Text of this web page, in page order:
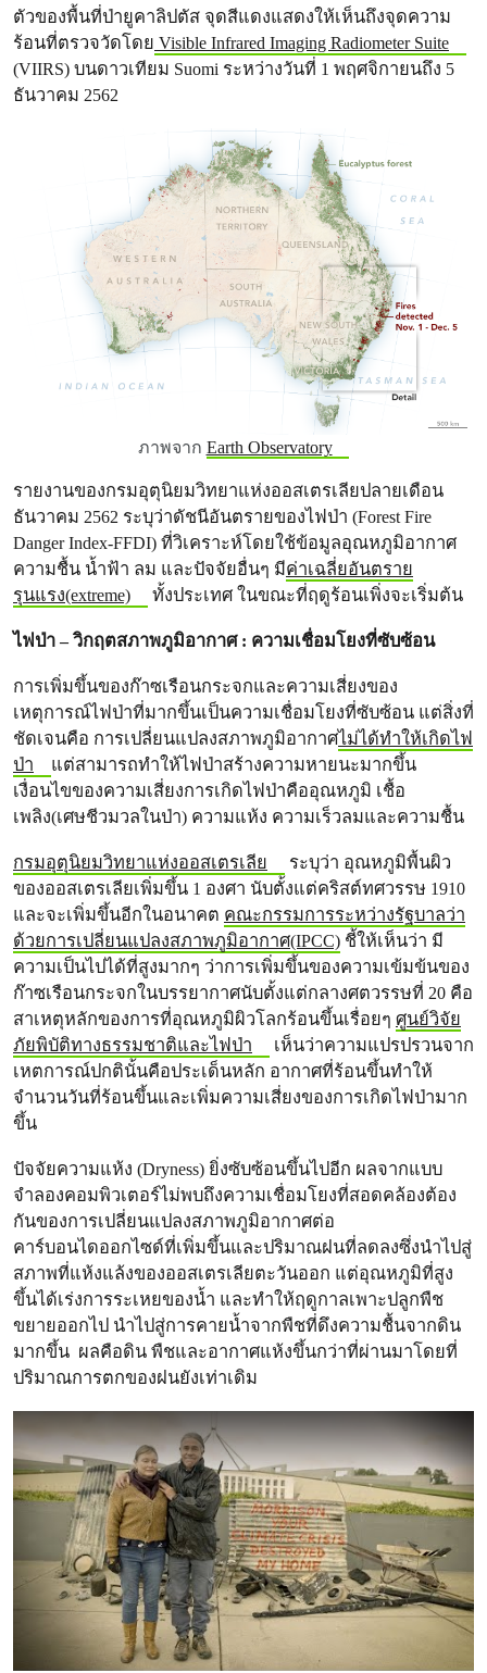
ตัวของพื้นที่ป่ายูคาลิปตัส จุดสีแดงแสดงให้เห็นถึงจุดความ
ร้อนที่ตรวจวัดโดย Visible Infrared Imaging Radiometer Suite
(VIIRS) บนดาวเทียม Suomi ระหว่างวันที่ 1 พฤศจิกายนถึง 5
ธันวาคม 2562
ภาพจาก Earth Observatory
รายงานของกรมอุตุนิยมวิทยาแห่งออสเตรเลียปลายเดือน
ธันวาคม 2562 ระบุว่าดัชนีอันตรายของไฟป่า (Forest Fire
Danger Index-FFDI) ที่วิเคราะห์โดยใช้ข้อมูลอุณหภูมิอากาศ
ความชื้น น้ำฟ้า ลม และปัจจัยอื่นๆ มีค่าเฉลี่ยอันตราย
รุนแรง(extreme)
ทั้งประเทศ ในขณะที่ฤดูร้อนเพิ่งจะเริ่มต้น
ไฟป่า – วิกฤตสภาพภูมิอากาศ : ความเชื่อมโยงที่ซับซ้อน
การเพิ่มขึ้นของก๊าซเรือนกระจกและความเสี่ยงของ
เหตุการณ์ไฟป่าที่มากขึ้นเป็นความเชื่อมโยงที่ซับซ้อน แต่สิ่งที่
ชัดเจนคือ การเปลี่ยนแปลงสภาพภูมิอากาศไม่ได้ทำให้เกิดไฟ
ป่า
แต่สามารถทำให้ไฟป่าสร้างความหายนะมากขึ้น
เงื่อนไขของความเสี่ยงการเกิดไฟป่าคืออุณหภูมิ เชื้อ
เพลิง(เศษชีวมวลในป่า) ความแห้ง ความเร็วลมและความชื้น
กรมอุตุนิยมวิทยาแห่งออสเตรเลีย
ระบุว่า อุณหภูมิพื้นผิว
ของออสเตรเลียเพิ่มขึ้น 1 องศา นับตั้งแต่คริสต์ทศวรรษ 1910
และจะเพิ่มขึ้นอีกในอนาคต คณะกรรมการระหว่างรัฐบาลว่า
ด้วยการเปลี่ยนแปลงสภาพภูมิอากาศ(IPCC) ชี้ให้เห็นว่า มี
ความเป็นไปได้ที่สูงมากๆ ว่าการเพิ่มขึ้นของความเข้มข้นของ
ก๊าซเรือนกระจกในบรรยากาศนับตั้งแต่กลางศตวรรษที่ 20 คือ
สาเหตุหลักของการที่อุณหภูมิผิวโลกร้อนขึ้นเรื่อยๆ ศูนย์วิจัย
ภัยพิบัติทางธรรมชาติและไฟป่า
เห็นว่าความแปรปรวนจาก
เหตการณ์ปกตินั้นคือประเด็นหลัก อากาศที่ร้อนขึ้นทำให้
จำนวนวันที่ร้อนขึ้นและเพิ่มความเสี่ยงของการเกิดไฟป่ามาก
ขึ้น
ปัจจัยความแห้ง (Dryness) ยิ่งซับซ้อนขึ้นไปอีก ผลจากแบบ
จำลองคอมพิวเตอร์ไม่พบถึงความเชื่อมโยงที่สอดคล้องต้อง
กันของการเปลี่ยนแปลงสภาพภูมิอากาศต่อ
คาร์บอนไดออกไซด์ที่เพิ่มขึ้นและปริมาณฝนที่ลดลงซึ่งนำไปสู่
สภาพที่แห้งแล้งของออสเตรเลียตะวันออก แต่อุณหภูมิที่สูง
ขึ้นได้เร่งการระเหยของน้ำ และทำให้ฤดูกาลเพาะปลูกพืช
ขยายออกไป นำไปสู่การคายน้ำจากพืชที่ดึงความชื้นจากดิน
มากขึ้น ผลคือดิน พืชและอากาศแห้งขึ้นกว่าที่ผ่านมาโดยที่
ปริมาณการตกของฝนยังเท่าเดิม